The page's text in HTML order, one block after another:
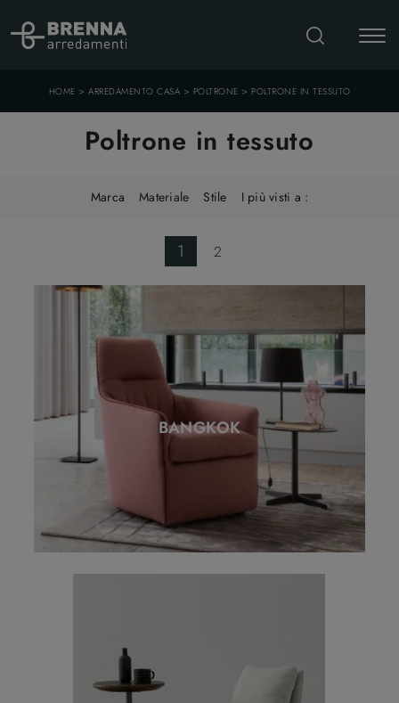
HOME > ARREDAMENTO CASA > POLTRONE > POLTRONE IN TESSUTO
Poltrone in tessuto
Marca Materiale Stile I più visti a :
1 2
BANGKOK